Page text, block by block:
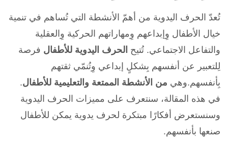
تُعدّ الحرف اليدوية من أهمّ الأنشطة التي تُساهم في تنمية
خيال الأطفال وِإبداعهم وِمهاراتهم الحركية وِالعقلية
والتفاعل الاجتماعي. تُتيح الحرف اليدوية للأطفال فرصة
لِلتعبير عن أنفسهم بِشكلٍ إبداعي وِتُنمّي ثقتهم
بِأنفسهم.وهي من الأنشطة الممتعة والتعليمية للأطفال.
في هذه المقالة، سنتعرف على مميزات الحرف اليدوية
وسنستعرض أفكارًا مبتكرة لحرف يدوية يمكن للأطفال
صنعها بأنفسهم.